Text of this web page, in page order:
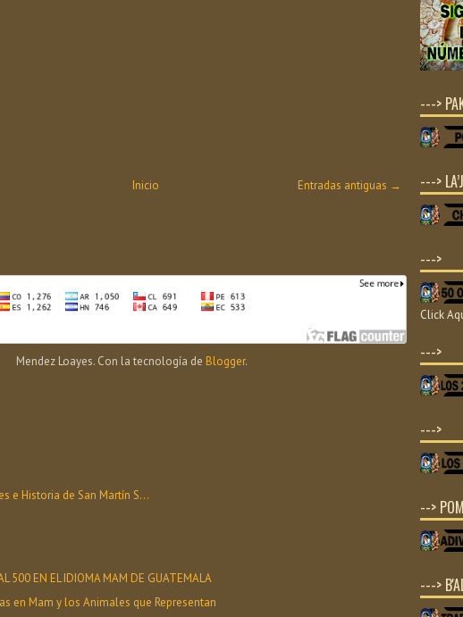
Entradas antiguas →
Inicio
Mendez Loayes. Con la tecnología de Blogger.
e Historia de San Martín S...
500 EN EL IDIOMA MAM DE GUATEMALA
en Mam y los Animales que Representan
--->
--->
--->
Click
--->
--->
-->
--->